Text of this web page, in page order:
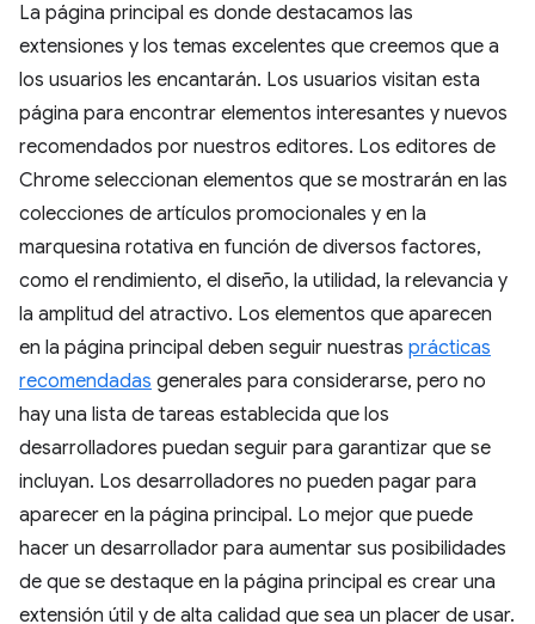
La página principal es donde destacamos las
extensiones y los temas excelentes que creemos que a
los usuarios les encantarán. Los usuarios visitan esta
página para encontrar elementos interesantes y nuevos
recomendados por nuestros editores. Los editores de
Chrome seleccionan elementos que se mostrarán en las
colecciones de artículos promocionales y en la
marquesina rotativa en función de diversos factores,
como el rendimiento, el diseño, la utilidad, la relevancia y
la amplitud del atractivo. Los elementos que aparecen
en la página principal deben seguir nuestras prácticas
recomendadas generales para considerarse, pero no
hay una lista de tareas establecida que los
desarrolladores puedan seguir para garantizar que se
incluyan. Los desarrolladores no pueden pagar para
aparecer en la página principal. Lo mejor que puede
hacer un desarrollador para aumentar sus posibilidades
de que se destaque en la página principal es crear una
extensión útil y de alta calidad que sea un placer de usar.